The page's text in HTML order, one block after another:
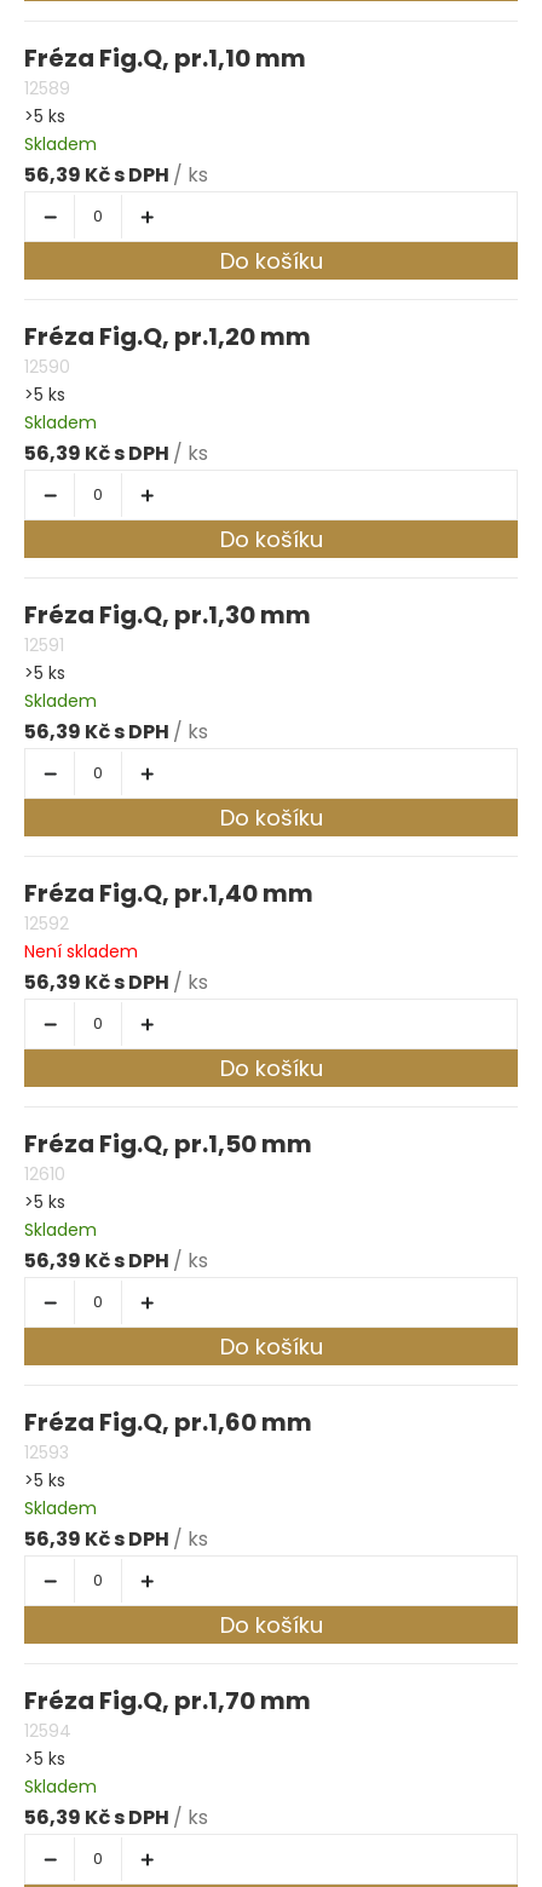
Fréza Fig.Q, pr.1,10 mm
12589
>5 ks
Skladem
56,39 Kč / ks
Do košíku
Fréza Fig.Q, pr.1,20 mm
12590
>5 ks
Skladem
56,39 Kč / ks
Do košíku
Fréza Fig.Q, pr.1,30 mm
12591
>5 ks
Skladem
56,39 Kč / ks
Do košíku
Fréza Fig.Q, pr.1,40 mm
12592
Není skladem
56,39 Kč / ks
Do košíku
Fréza Fig.Q, pr.1,50 mm
12610
>5 ks
Skladem
56,39 Kč / ks
Do košíku
Fréza Fig.Q, pr.1,60 mm
12593
>5 ks
Skladem
56,39 Kč / ks
Do košíku
Fréza Fig.Q, pr.1,70 mm
12594
>5 ks
Skladem
56,39 Kč / ks